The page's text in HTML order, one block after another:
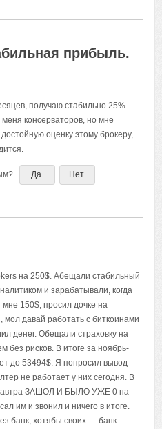
прибыль.
получаю стабильно 25%
консерваторов, но мне
оценку этому брокеру,
Да Нет
на 250$. Абещали стабильный
и зарабатывали, когда
150$, просил дочке на
давай работать с биткоинами
денег. Обещали страховку на
без рисков. В итоге за ноябрь-
до 53494$. Я попросил вывод
не работает у них сегодня. В
завтра ЗАШОЛ И БЫЛО УЖЕ 0 на
им и звонил и ничего в итоге.
банк, хотябы своих — банк